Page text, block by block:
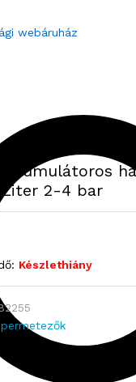
Liter 2-4 bar
Készlethiány